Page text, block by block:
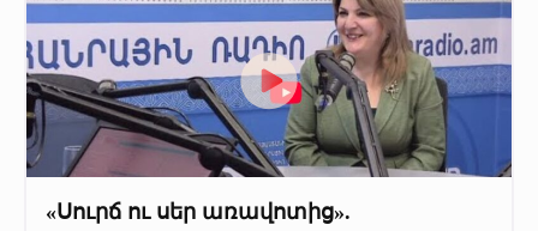
«Սուրճ ու սեր առավոտից».